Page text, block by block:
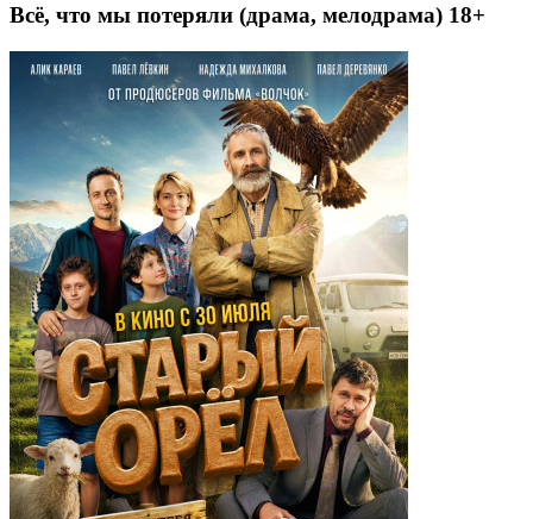
Всё, что мы потеряли (драма, мелодрама) 18+